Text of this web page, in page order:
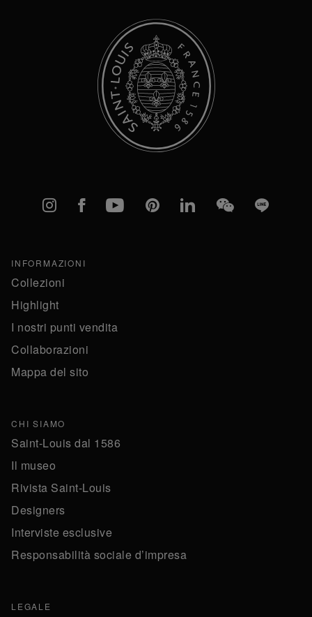
Instagram
FacebookYouTubePinterestlinkedInWeChatLine
INFORMAZIONI
Collezioni
Highlight
I nostri punti vendita
Collaborazioni
Mappa del sito
CHI SIAMO
Saint-Louis dal 1586
Il museo
Rivista Saint-Louis
Designers
Interviste esclusive
Responsabilità sociale d’impresa
LEGALE